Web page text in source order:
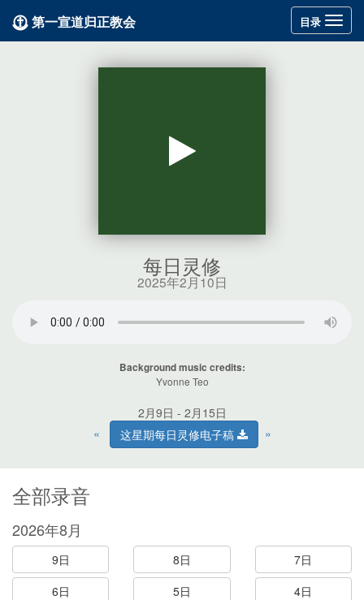
Toggle
navigation
目录
第一宣道归正教会
每日灵修
2025年2月10日
Background music credits:
Yvonne Teo
2月9日 - 2月15日
«
这星期每日灵修电子稿 »
全部录音
2026年8月
9日 8日
7日
6日
5日
4日